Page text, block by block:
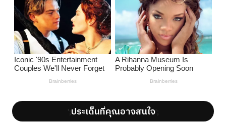
';ประเด็นที่คุณอาจสนใจ';